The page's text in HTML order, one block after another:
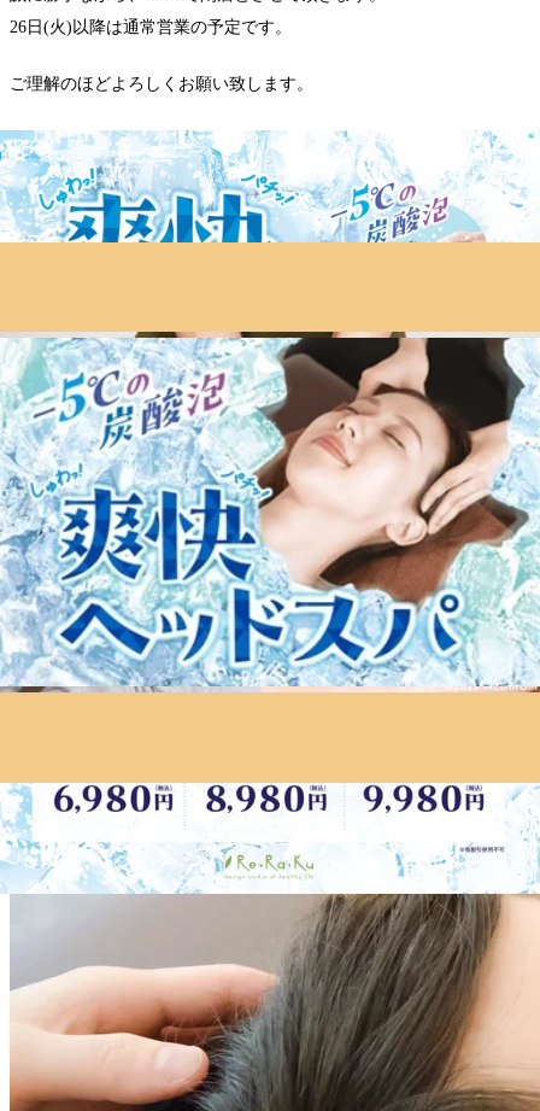
26日(火)以降は通常営業の予定です。
ご理解のほどよろしくお願い致します。
==
リラク Re.Ra.Ku 吉祥寺店
東京都武蔵野市吉祥寺本町1-13-1 板谷ビル 4F
マッサージ のように気持ちいい ボディケア
リラクゼーション
フットケア ハンドケア 肩甲骨 ストレッチ 腸活
JR線 中央線 京王線 京王井の頭線 サンロード商店街
武蔵野市 吉祥寺 男性スタッフ 女性スタッフ
==